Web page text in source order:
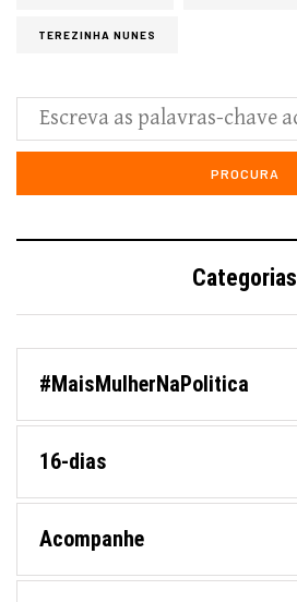
TEREZINHA NUNES
Categorias
#MaisMulherNaPolitica
16-dias
Acompanhe